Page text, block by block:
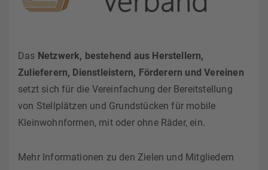
Das Netzwerk, bestehend aus Herstellern,
Zulieferern, Dienstleistern, Förderern und Vereinen
setzt sich für die Vereinfachung der Bereitstellung
von Stellplätzen und Grundstücken für mobile
Kleinwohnformen, mit oder ohne Räder, ein.
Mehr Informationen zu den Zielen und Mitgliedern